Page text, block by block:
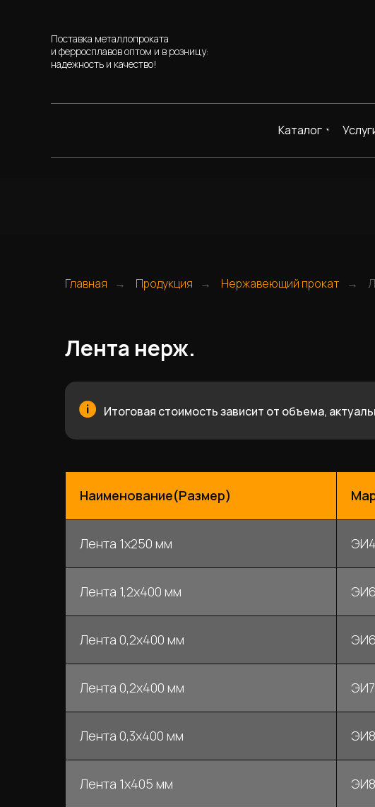
Поставка металлопроката
и ферросплавов оптом и в розницу:
надежность и качество!
Каталог
Главная → Продукция → Нержавеющий прокат →
Лента нерж.
Итоговая стоимость зависит от объема,
Наименование(Размер)
Лента 1х250 мм
Лента 1,2х400 мм
Лента 0,2х400 мм
Лента 0,2х400 мм
Лента 0,3х400 мм
Лента 1х405 мм